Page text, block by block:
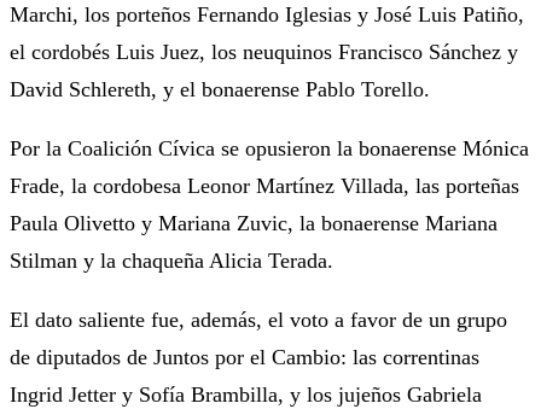
Marchi, los porteños Fernando Iglesias y José Luis Patiño,
el cordobés Luis Juez, los neuquinos Francisco Sánchez y
David Schlereth, y el bonaerense Pablo Torello.
Por la Coalición Cívica se opusieron la bonaerense Mónica
Frade, la cordobesa Leonor Martínez Villada, las porteñas
Paula Olivetto y Mariana Zuvic, la bonaerense Mariana
Stilman y la chaqueña Alicia Terada.
El dato saliente fue, además, el voto a favor de un grupo
de diputados de Juntos por el Cambio: las correntinas
Ingrid Jetter y Sofía Brambilla, y los jujeños Gabriela